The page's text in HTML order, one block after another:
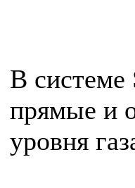
В системе
прямые и
уровня